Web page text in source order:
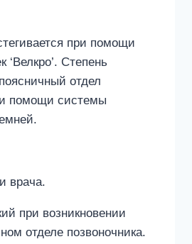
при помощи
‘Велкро’. Степень
отдел
помощи системы
врача.
при возникновении
отделе позвоночника.